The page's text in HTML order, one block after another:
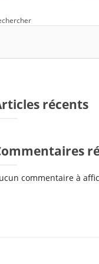
récents
commentaire à